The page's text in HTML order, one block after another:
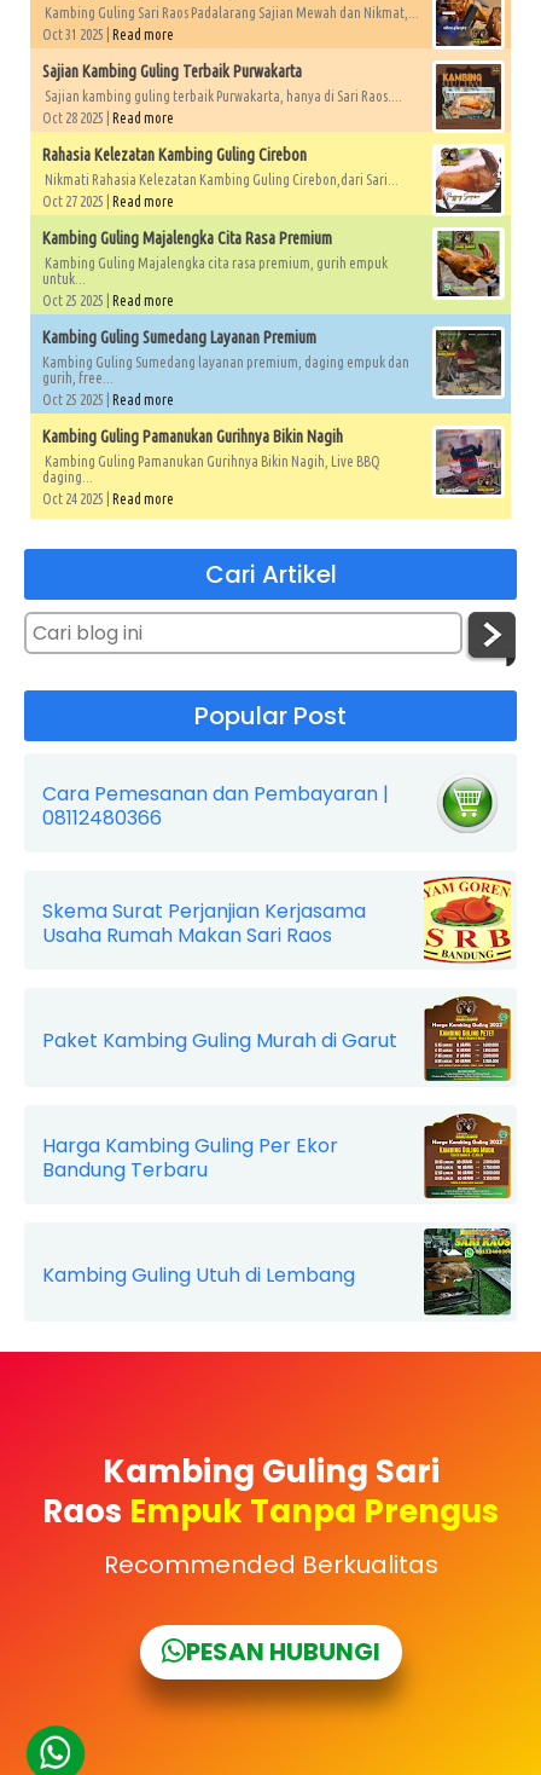
Kambing Guling Sari Raos Padalarang Sajian Mewah dan Nikmat,...
Oct 31 2025 | Read more
Sajian Kambing Guling Terbaik Purwakarta
Sajian kambing guling terbaik Purwakarta, hanya di Sari Raos....
Oct 28 2025 | Read more
Rahasia Kelezatan Kambing Guling Cirebon
Nikmati Rahasia Kelezatan Kambing Guling Cirebon,dari Sari...
Oct 27 2025 | Read more
Kambing Guling Majalengka Cita Rasa Premium
Kambing Guling Majalengka cita rasa premium, gurih empuk
untuk...
Oct 25 2025 | Read more
Kambing Guling Sumedang Layanan Premium
Kambing Guling Sumedang layanan premium, daging empuk dan
gurih, free...
Oct 25 2025 | Read more
Kambing Guling Pamanukan Gurihnya Bikin Nagih
Kambing Guling Pamanukan Gurihnya Bikin Nagih, Live BBQ
daging...
Oct 24 2025 | Read more
Cari Artikel
Popular Post
Cara Pemesanan dan Pembayaran |
08112480366
Skema Surat Perjanjian Kerjasama
Usaha Rumah Makan Sari Raos
Paket Kambing Guling Murah di Garut
Harga Kambing Guling Per Ekor
Bandung Terbaru
Kambing Guling Utuh di Lembang
Kambing Guling Sari
Raos Empuk Tanpa Prengus
Recommended Berkualitas
PESAN HUBUNGI